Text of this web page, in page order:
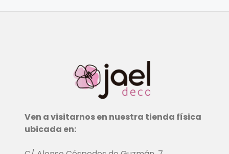
Ven a visitarnos en nuestra tienda física
ubicada en: